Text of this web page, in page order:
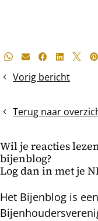
Deel
bericht
Whatsapp
E-mailFacebook
LinkedIn
X
Vorig bericht
Voergebruik
4
Terug naar
Wil je reacties
bijenblog?
Log dan in met je
Het Bijenblog is